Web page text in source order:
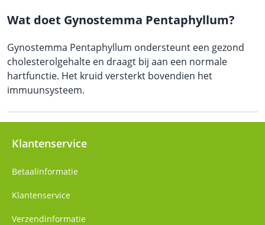
Wat doet Gynostemma Pentaphyllum?
Gynostemma Pentaphyllum ondersteunt een gezond
cholesterolgehalte en draagt bij aan een normale
hartfunctie. Het kruid versterkt bovendien het
immuunsysteem.
Klantenservice
Betaalinformatie
Klantenservice
Verzendinformatie